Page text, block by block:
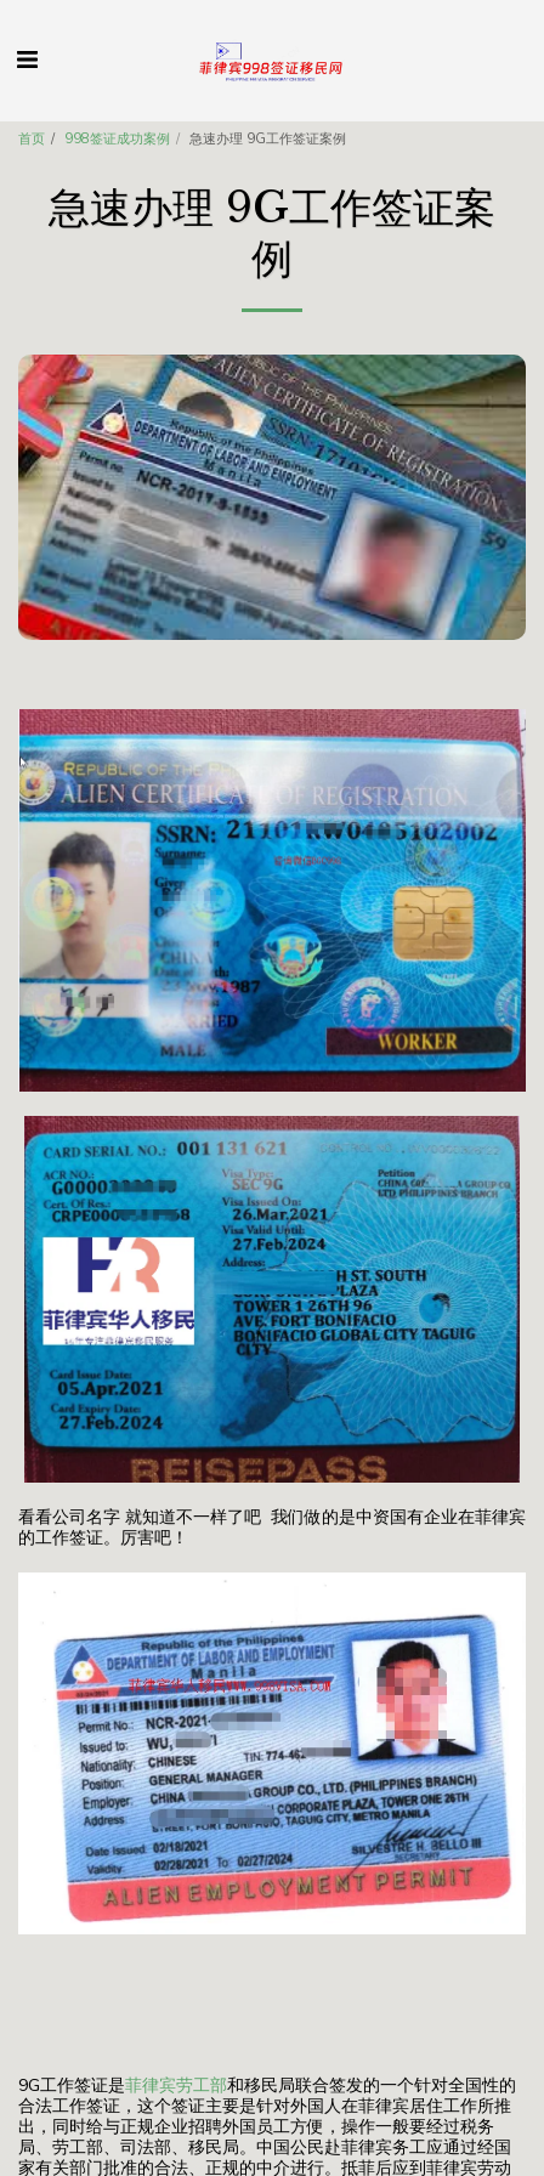
首页 998签证成功案例 急速办理 9G工作签证案例
急速办理 9G工作签证案
例
看看公司名字 就知道不一样了吧 我们做的是中资国有企业在菲律宾
的工作签证。厉害吧！
9G工作签证是菲律宾劳工部和移民局联合签发的一个针对全国性的
合法工作签证，这个签证主要是针对外国人在菲律宾居住工作所推
出，同时给与正规企业招聘外国员工方便，操作一般要经过税务
局、劳工部、司法部、移民局。中国公民赴菲律宾务工应通过经国
家有关部门批准的合法、正规的中介进行。抵菲后应到菲律宾劳动